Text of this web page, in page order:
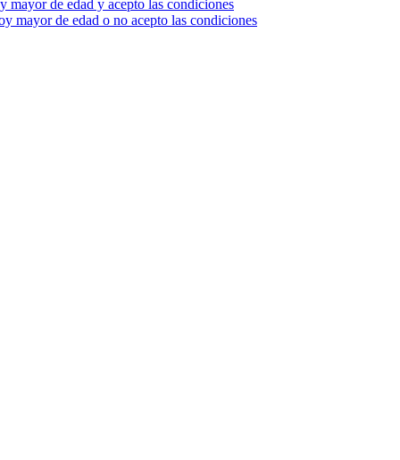
mayor de edad y acepto las condiciones
mayor de edad o no acepto las condiciones